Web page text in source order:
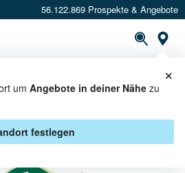
56.122.869 Prospekte & Angebote
um Angebote in deiner Nähe zu
festlegen
×
NAH & FRISCH -